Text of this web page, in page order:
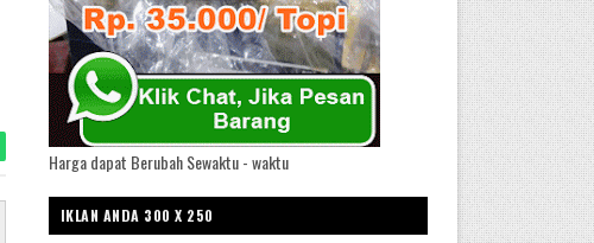
Harga dapat Berubah Sewaktu - waktu
IKLAN ANDA 300 X 250